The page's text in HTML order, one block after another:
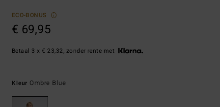
ECO-BONUS
€ 69,95
Betaal 3 x € 23,32, zonder rente met
Kleur Ombre Blue